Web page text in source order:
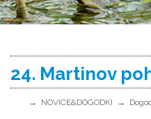
24. Martinov
NOVICE&DOGODKI